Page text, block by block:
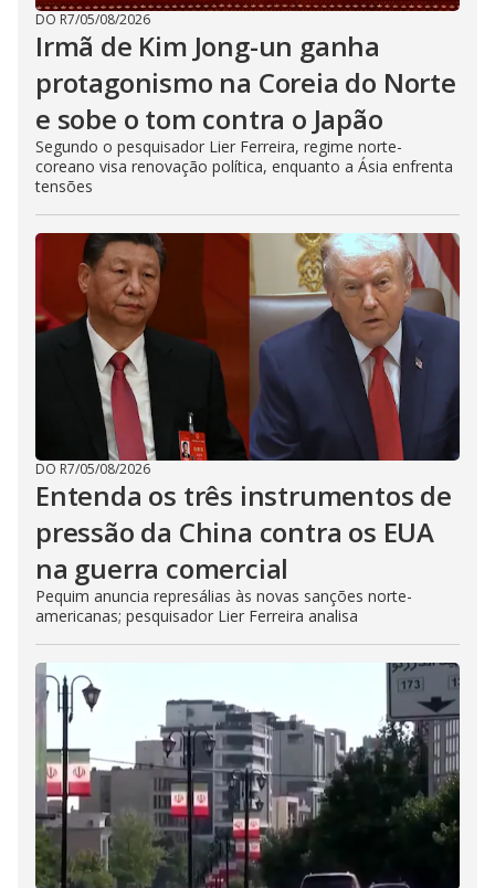
DO R7/05/08/2026
Irmã de Kim Jong-un ganha
protagonismo na Coreia do Norte
e sobe o tom contra o Japão
Segundo o pesquisador Lier Ferreira, regime norte-
coreano visa renovação política, enquanto a Ásia enfrenta
tensões
DO R7/05/08/2026
Entenda os três instrumentos de
pressão da China contra os EUA
na guerra comercial
Pequim anuncia represálias às novas sanções norte-
americanas; pesquisador Lier Ferreira analisa